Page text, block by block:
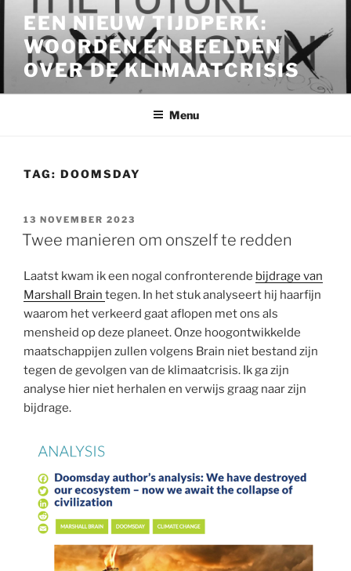
inhoud
EEN NIEUW TIJDPERK:
WOORDEN EN BEELDEN
OVER DE KLIMAATCRISIS
Menu
TAG: DOOMSDAY
GEPLAATST
OP
13 NOVEMBER 2023
Twee manieren om onszelf te redden
Laatst kwam ik een nogal confronterende bijdrage van
Marshall Brain tegen. In het stuk analyseert hij haarfijn
waarom het verkeerd gaat aflopen met ons als
mensheid op deze planeet. Onze hoogontwikkelde
maatschappijen zullen volgens Brain niet bestand zijn
tegen de gevolgen van de klimaatcrisis. Ik ga zijn
analyse hier niet herhalen en verwijs graag naar zijn
bijdrage.